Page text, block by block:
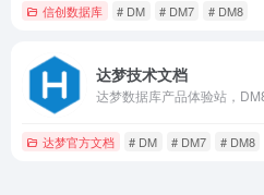
信创数据库 # DM # DM7 # DM8
达梦技术文档
达梦官方文档 # DM # DM7 # DM8